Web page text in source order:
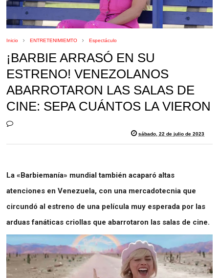
Inicio ENTRETENIMIEMTO Espectáculo
¡BARBIE ARRASÓ EN SU
ESTRENO! VENEZOLANOS
ABARROTARON LAS SALAS DE
CINE: SEPA CUÁNTOS LA VIERON
sábado, 22 de julio de 2023
La «Barbiemanía» mundial también acaparó altas
atenciones en Venezuela, con una mercadotecnia que
circundó al estreno de una película muy esperada por las
arduas fanáticas criollas que abarrotaron las salas de cine.